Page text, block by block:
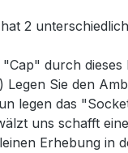
2
durch
Sie den
legen das
uns schafft
Erhebung in